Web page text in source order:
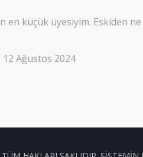
en küçük üyesiyim. Eskiden
Ağustos 2024